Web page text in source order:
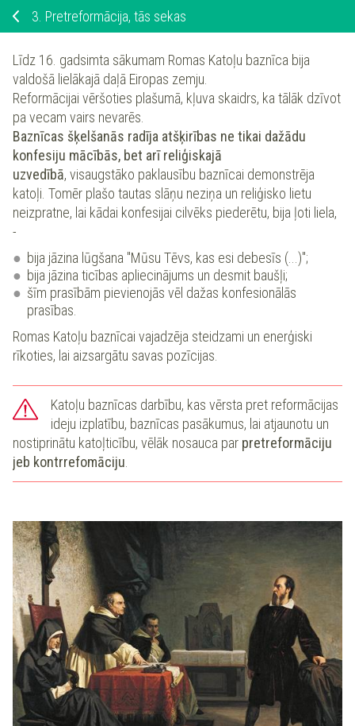
3. Pretreformācija, tās sekas
Līdz 16. gadsimta sākumam Romas Katoļu baznīca bija
valdošā lielākajā daļā Eiropas zemju.
Reformācijai vēršoties plašumā, kļuva skaidrs, ka tālāk dzīvot
pa vecam vairs nevarēs.
Baznīcas šķelšanās radīja atšķirības ne tikai dažādu
konfesiju mācībās, bet arī reliģiskajā
uzvedībā, visaugstāko paklausību baznīcai demonstrēja
katoļi. Tomēr plašo tautas slāņu neziņa un reliģisko lietu
neizpratne, lai kādai konfesijai cilvēks piederētu, bija ļoti liela,
-
bija jāzina lūgšana "Mūsu Tēvs, kas esi debesīs (...)";
bija jāzina ticības apliecinājums un desmit baušļi;
šīm prasībām pievienojās vēl dažas konfesionālās
prasības.
Romas Katoļu baznīcai vajadzēja steidzami un enerģiski
rīkoties, lai aizsargātu savas pozīcijas.
Katoļu baznīcas darbību, kas vērsta pret reformācijas
ideju izplatību, baznīcas pasākumus, lai atjaunotu un
nostiprinātu katoļticību, vēlāk nosauca par pretreformāciju
jeb kontrrefomāciju.